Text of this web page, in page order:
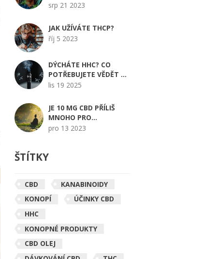
srp 21 2023
JAK UŽÍVÁTE THCP?
říj 5 2023
DÝCHÁTE HHC? CO
POTŘEBUJETE VĚDĚT O
HHC VAPECH
lis 19 2025
JE 10 MG CBD PŘÍLIŠ
MNOHO PRO
ZAČÁTEČNÍKA?
pro 13 2023
ŠTÍTKY
CBD
KANABINOIDY
KONOPÍ
ÚČINKY CBD
HHC
KONOPNÉ PRODUKTY
CBD OLEJ